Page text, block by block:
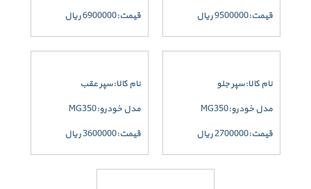
قیمت:9500000 ریال
قیمت:6900000 ریال
نام کالا:سپر جلو
مدل خودرو:MG350
قیمت:2700000 ریال
نام کالا:سپر عقب
مدل خودرو:MG350
قیمت:3600000 ریال